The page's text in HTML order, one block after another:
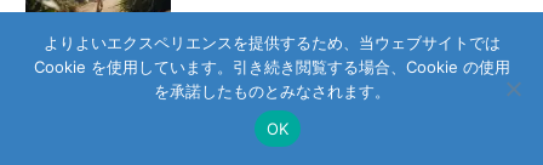
タイ語版ポケモンカードをタイのドン
キホーテで買って開封してみる。
よりよいエクスペリエンスを提供するため、当ウェブサイトでは
Cookie を使用しています。引き続き閲覧する場合、Cookie の使用
を承諾したものとみなされます。
OK